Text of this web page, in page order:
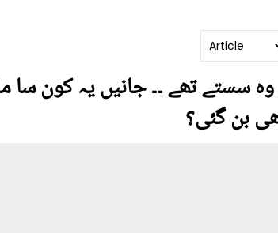
سستے تھے ۔۔ جانیں یہ کون سا
بن گئی؟